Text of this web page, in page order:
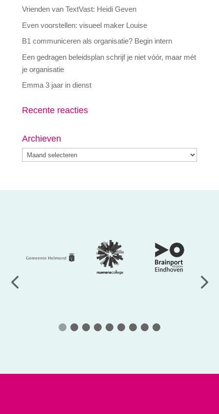
Vrienden van TextVast: Heidi Geven
Even voorstellen: visueel maker Louise
B1 communiceren als organisatie? Begin intern
Een gedragen beleidsplan schrijf je niet vóór, maar mét
je organisatie
Emma 3 jaar in dienst
Recente reacties
Archieven
Archieven